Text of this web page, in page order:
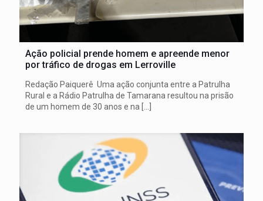
Ação policial prende homem e apreende menor
por tráfico de drogas em Lerroville
Redação Paiquerê Uma ação conjunta entre a Patrulha
Rural e a Rádio Patrulha de Tamarana resultou na prisão
de um homem de 30 anos e na […]